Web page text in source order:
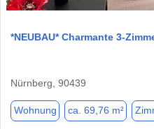
*NEUBAU* Charmante 3-
Nürnberg, 90439
Wohnung ca. 69,76 m²